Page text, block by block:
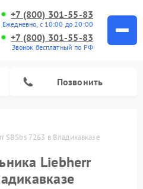
+7 (800) 301-55-83
Ежедневно, с 10:00 до 20:00
+7 (800) 301-55-83
Звонок бесплатный по РФ
Позвонить
7263 в Владикавказе
Liebherr